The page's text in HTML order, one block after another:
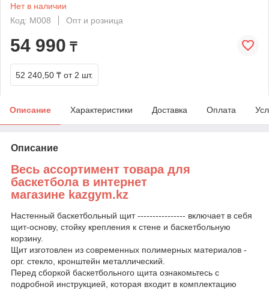
Нет в наличии
Код: M008
Опт и розница
54 990 ₸
52 240,50 ₸ от 2 шт.
Описание Характеристики Доставка Оплата
Описание
Весь ассортимент товара для
баскетбола в интернет
магазине kazgym.kz
Настенный баскетбольный щит ---------------- включает в себя
щит-основу, стойку крепления к стене и баскетбольную
корзину.
Щит изготовлен из современных полимерных материалов -
орг. стекло, кронштейн металлический.
Перед сборкой баскетбольного щита ознакомьтесь с
подробной инструкцией, которая входит в комплектацию